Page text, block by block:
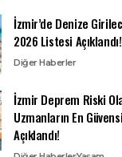
İzmir’de Denize
2026 Listesi Açıklandı!
Diğer Haberler
İzmir Deprem Riski
Uzmanların En
Açıklandı!